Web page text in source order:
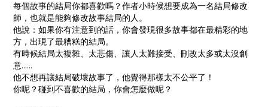
每個故事的結局你都喜歡嗎？作者小時候想要成為一名結局修改
師，也就是能夠修改故事結局的人。
他說：如果你有注意到的話，你會發現很多故事都在最精彩的地
方，出現了最糟糕的結局。
有時候結局太複雜、太悲傷、讓人太難接受、刪改太多或太沒創
意……
他不想再讓結局破壞故事了，他覺得那樣太不公平了！
你呢？碰到不喜歡的結局，你會怎麼做呢？